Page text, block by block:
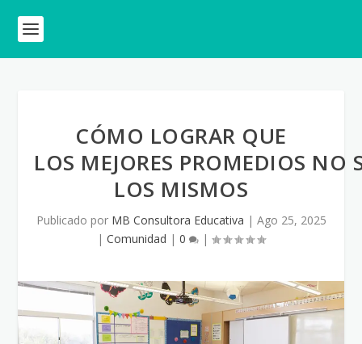
CÓMO LOGRAR QUE
LOS MEJORES PROMEDIOS NO
LOS MISMOS
Publicado por MB Consultora Educativa | Ago 25, 2025
| Comunidad | 0 |